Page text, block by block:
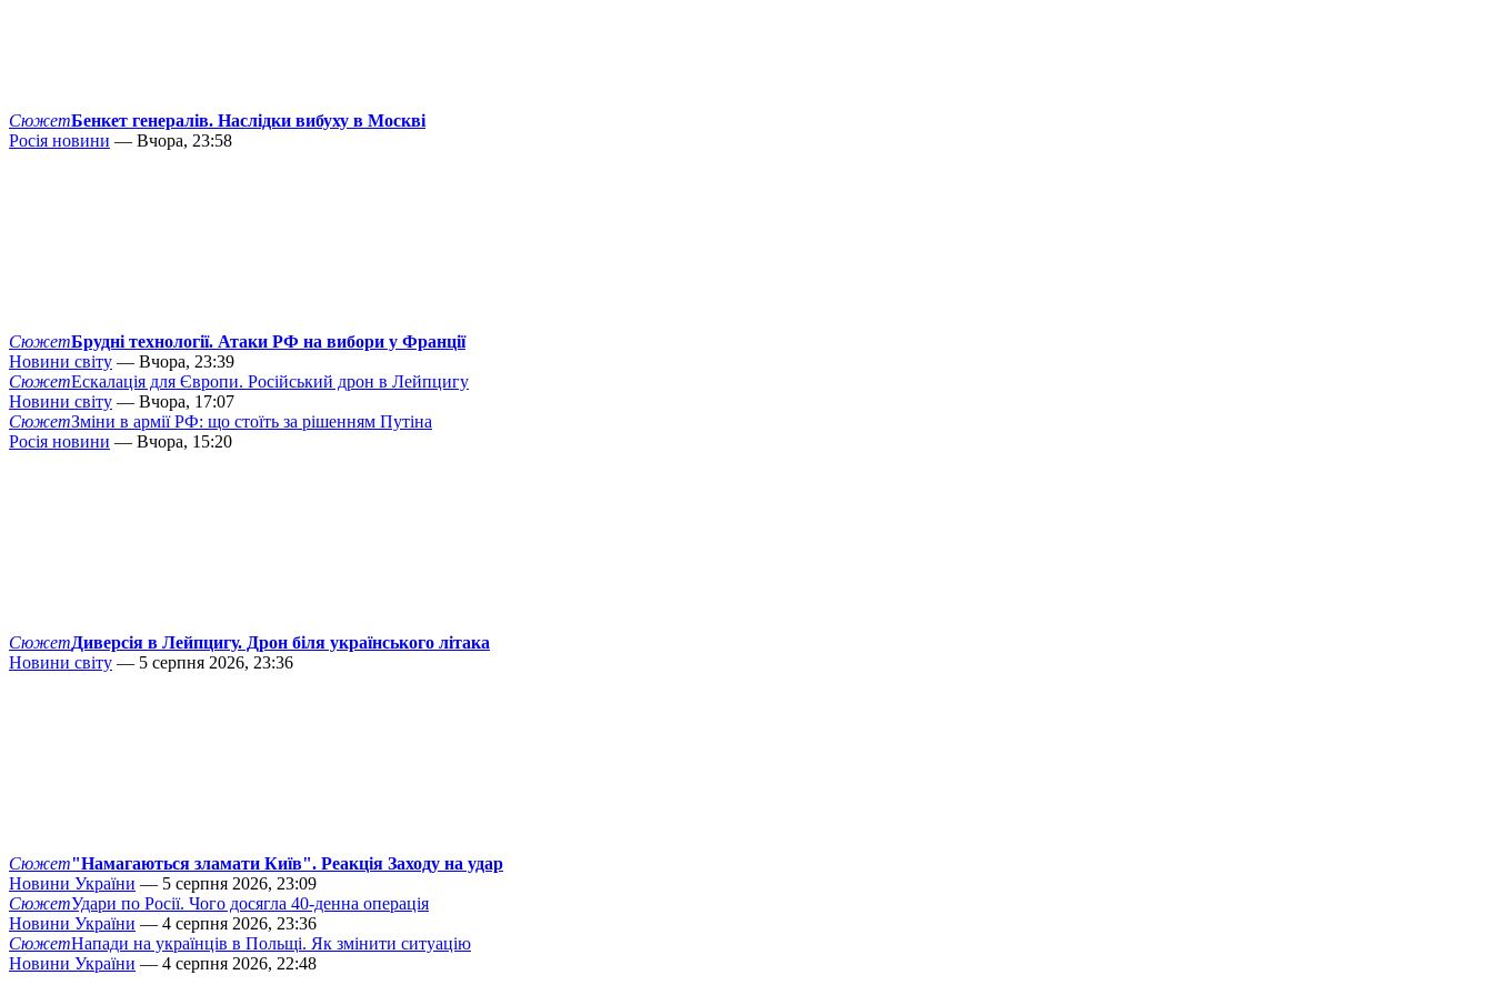
СюжетБенкет генералів. Наслідки вибуху в Москві
Росія новини — Вчора, 23:58
СюжетБрудні технології. Атаки РФ на вибори у Франції
Новини світу — Вчора, 23:39
СюжетЕскалація для Європи. Російський дрон в Лейпцигу
Новини світу — Вчора, 17:07
СюжетЗміни в армії РФ: що стоїть за рішенням Путіна
Росія новини — Вчора, 15:20
СюжетДиверсія в Лейпцигу. Дрон біля українського літака
Новини світу — 5 серпня 2026, 23:36
Сюжет"Намагаються зламати Київ". Реакція Заходу на удар
Новини України — 5 серпня 2026, 23:09
СюжетУдари по Росії. Чого досягла 40-денна операція
Новини України — 4 серпня 2026, 23:36
СюжетНапади на українців в Польщі. Як змінити ситуацію
Новини України — 4 серпня 2026, 22:48